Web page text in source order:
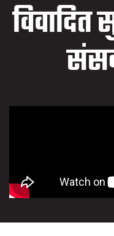
विवादित